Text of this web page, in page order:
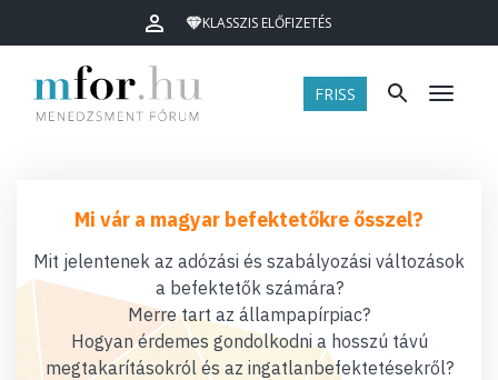
KLASSZIS ELŐFIZETÉS
FRISS Menü
Mi vár a magyar befektetőkre ősszel?
Mit jelentenek az adózási és szabályozási változások
a befektetők számára?
Merre tart az állampapírpiac?
Hogyan érdemes gondolkodni a hosszú távú
megtakarításokról és az ingatlanbefektetésekről?